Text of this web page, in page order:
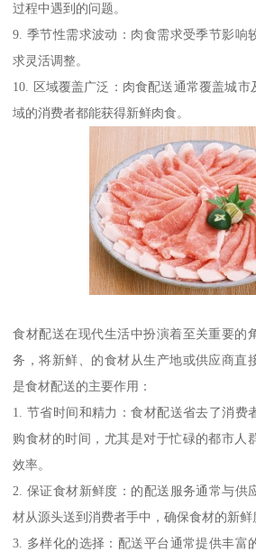
过程中遇到的问题。
9. 季节性需求波动：肉食需求受季节影响
求灵活调整。
10. 区域覆盖广泛：肉食配送通常覆盖城
域的消费者都能获得新鲜肉食。
食材配送在现代生活中扮演着至关重要的
务，将新鲜、的食材从生产地或供应商直
是食材配送的主要作用：
1. 节省时间和精力：食材配送省去了消费
购食材的时间，尤其是对于忙碌的都市人
效率。
2. 保证食材新鲜度：的配送服务通常与供
材从源头送到消费者手中，确保食材的新鲜
3. 多样化的选择：配送平台通常提供丰富